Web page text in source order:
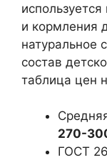
и кормления
натуральное
состав
таблица цен
270-
ГОСТ